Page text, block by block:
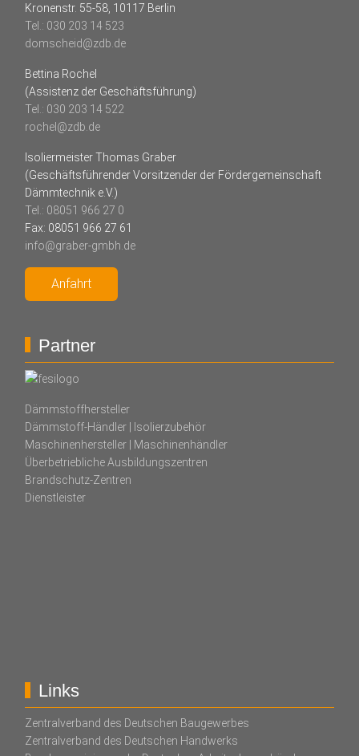
Kronenstr. 55-58, 10117 Berlin
Tel.: 030 203 14 523
domscheid@zdb.de
Bettina Rochel
(Assistenz der Geschäftsführung)
Tel.: 030 203 14 522
rochel@zdb.de
Isoliermeister Thomas Graber
(Geschäftsführender Vorsitzender der Fördergemeinschaft
Dämmtechnik e.V.)
Tel.: 08051 966 27 0
Fax: 08051 966 27 61
info@graber-gmbh.de
Anfahrt
Partner
Dämmstoffhersteller
Dämmstoff-Händler | Isolierzubehör
Maschinenhersteller | Maschinenhändler
Überbetriebliche Ausbildungszentren
Brandschutz-Zentren
Dienstleister
Links
Zentralverband des Deutschen Baugewerbes
Zentralverband des Deutschen Handwerks